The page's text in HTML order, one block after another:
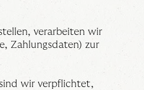
verarbeiten wir
Zahlungsdaten) zur
wir verpflichtet,